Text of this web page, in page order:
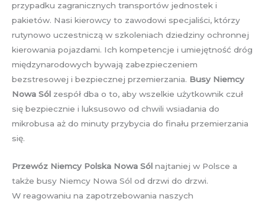
przypadku zagranicznych transportów jednostek i
pakietów. Nasi kierowcy to zawodowi specjaliści, którzy
rutynowo uczestniczą w szkoleniach dziedziny ochronnej
kierowania pojazdami. Ich kompetencje i umiejętność dróg
międzynarodowych bywają zabezpieczeniem
bezstresowej i bezpiecznej przemierzania. Busy Niemcy
Nowa Sól zespół dba o to, aby wszelkie użytkownik czuł
się bezpiecznie i luksusowo od chwili wsiadania do
mikrobusa aż do minuty przybycia do finału przemierzania
się.
Przewóz Niemcy Polska Nowa Sól najtaniej w Polsce a
także busy Niemcy Nowa Sól od drzwi do drzwi.
W reagowaniu na zapotrzebowania naszych